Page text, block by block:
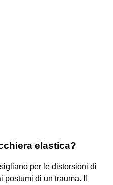
elastica?
per le distorsioni di
postumi di un trauma. Il